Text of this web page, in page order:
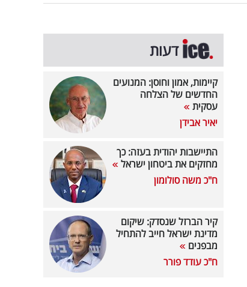
דעות
קיימות, אמון וחוסן: המנועים
החדשים של הצלחה
עסקית
יאיר אבידן
התיישבות יהודית בעזה: כך
מחזקים את ביטחון ישראל
ח"כ משה סולומון
קיר הברזל שנסדק: שיקום
מדינת ישראל חייב להתחיל
מבפנים
ח"כ עודד פורר